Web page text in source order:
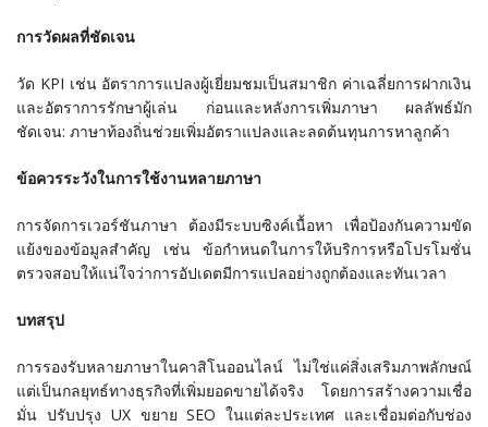
การวัดผลที่ชัดเจน
วัด KPI เช่น อัตราการแปลงผู้เยี่ยมชมเป็นสมาชิก ค่าเฉลี่ยการฝากเงิน
และอัตราการรักษาผู้เล่น ก่อนและหลังการเพิ่มภาษา ผลลัพธ์มัก
ชัดเจน: ภาษาท้องถิ่นช่วยเพิ่มอัตราแปลงและลดต้นทุนการหาลูกค้า
ข้อควรระวังในการใช้งานหลายภาษา
การจัดการเวอร์ชันภาษา ต้องมีระบบซิงค์เนื้อหา เพื่อป้องกันความขัด
แย้งของข้อมูลสำคัญ เช่น ข้อกำหนดในการให้บริการหรือโปรโมชั่น
ตรวจสอบให้แน่ใจว่าการอัปเดตมีการแปลอย่างถูกต้องและทันเวลา
บทสรุป
การรองรับหลายภาษาในคาสิโนออนไลน์ ไม่ใช่แค่สิ่งเสริมภาพลักษณ์
แต่เป็นกลยุทธ์ทางธุรกิจที่เพิ่มยอดขายได้จริง โดยการสร้างความเชื่อ
มั่น ปรับปรุง UX ขยาย SEO ในแต่ละประเทศ และเชื่อมต่อกับช่อง